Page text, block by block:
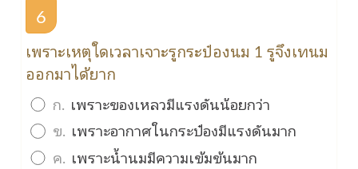
6
เพราะเหตุใดเวลาเจาะรูกระป๋องนม 1 รูจึงเทนม
ออกมาได้ยาก
ก. เพราะของเหลวมีแรงดันน้อยกว่า
ข. เพราะอากาศในกระป๋องมีแรงดันมาก
ค. เพราะน้ำนมมีความเข้มข้นมาก